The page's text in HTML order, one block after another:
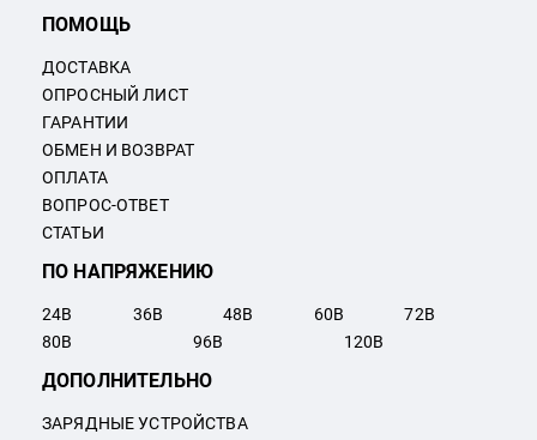
ПОМОЩЬ
ДОСТАВКА
ОПРОСНЫЙ ЛИСТ
ГАРАНТИИ
ОБМЕН И ВОЗВРАТ
ОПЛАТА
ВОПРОС-ОТВЕТ
СТАТЬИ
ПО НАПРЯЖЕНИЮ
24В 36В 48В 60В 72В
80В 96В 120В
ДОПОЛНИТЕЛЬНО
ЗАРЯДНЫЕ УСТРОЙСТВА